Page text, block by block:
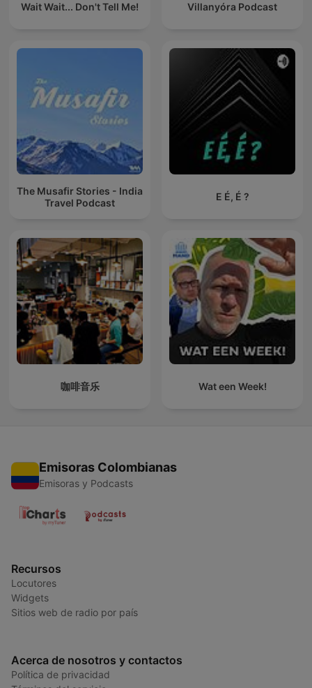
Wait Wait... Don't Tell Me! Villanyóra Podcast
The Musafir Stories - India
Travel Podcast
E É, É ?
咖啡音乐 Wat een Week!
Emisoras Colombianas
Emisoras y Podcasts
Recursos
Locutores
Widgets
Sitios web de radio por país
Acerca de nosotros y contactos
Política de privacidad